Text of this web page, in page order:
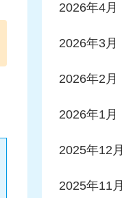
2026年4月
2026年3月
2026年2月
2026年1月
2025年12月
2025年11月